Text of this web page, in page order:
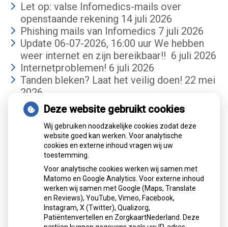
Let op: valse Infomedics-mails over
openstaande rekening 14 juli 2026
Phishing mails van Infomedics 7 juli 2026
Update 06-07-2026, 16:00 uur We hebben
weer internet en zijn bereikbaar!! 6 juli 2026
Internetproblemen! 6 juli 2026
Tanden bleken? Laat het veilig doen! 22 mei
2026
Gemiddelde cijfer
Mondzorgcentrumis gewaardeerd op
ZorgkaartNederland.
Bekijk alle waarderingen
Deze website gebruikt cookies
Wij gebruiken noodzakelijke cookies zodat deze
website goed kan werken. Voor analytische
cookies en externe inhoud vragen wij uw
toestemming.
Voor analytische cookies werken wij samen met
Matomo en Google Analytics. Voor externe inhoud
werken wij samen met Google (Maps, Translate
en Reviews), YouTube, Vimeo, Facebook,
Instagram, X (Twitter), Qualizorg,
Patiëntenvertellen en ZorgkaartNederland. Deze